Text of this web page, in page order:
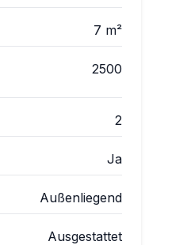
7 m²
2500
2
Ja
Außenliegend
Ausgestattet